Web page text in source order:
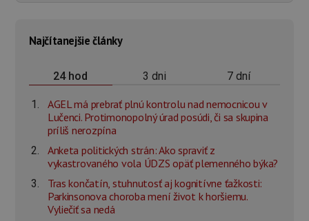
Najčítanejšie články
24 hod 3 dni 7 dní
AGEL má prebrať plnú kontrolu nad nemocnicou v
Lučenci. Protimonopolný úrad posúdi, či sa skupina
príliš nerozpína
Anketa politických strán: Ako spraviť z
vykastrovaného vola ÚDZS opäť plemenného býka?
Tras končatín, stuhnutosť aj kognitívne ťažkosti:
Parkinsonova choroba mení život k horšiemu.
Vyliečiť sa nedá